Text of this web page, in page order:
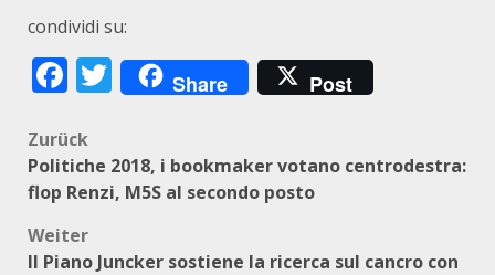
condividi su:
Facebook
Twitter
Share Post
Beitragsnavigation
Zurück
Politiche 2018, i bookmaker votano centrodestra:
flop Renzi, M5S al secondo posto
Weiter
Il Piano Juncker sostiene la ricerca sul cancro con